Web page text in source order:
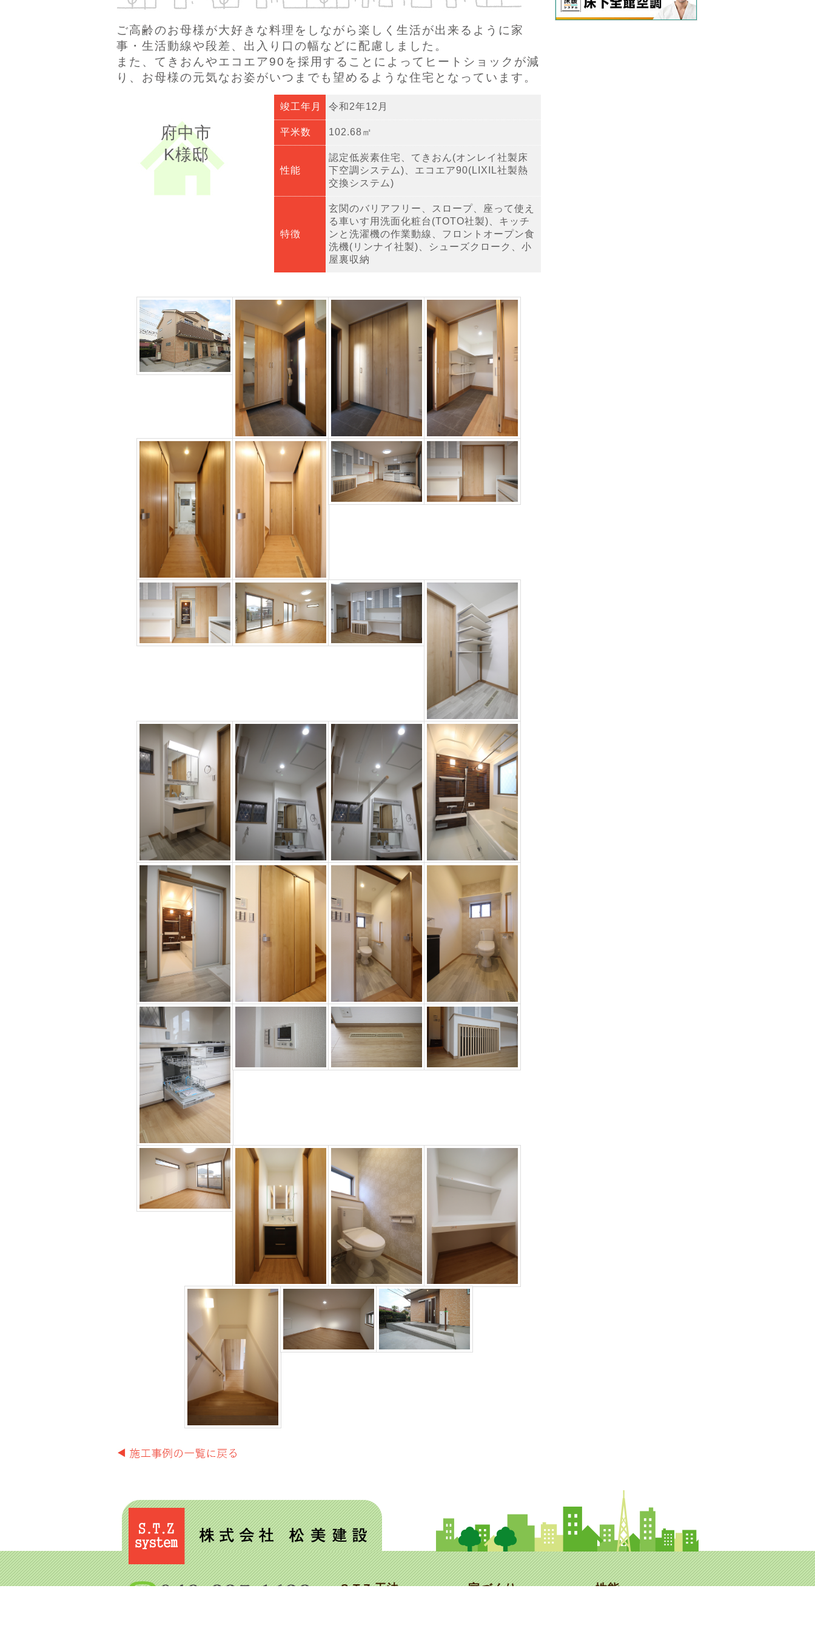
ご高齢のお母様が大好きな料理をしながら楽しく生活が出来るように家
事・生活動線や段差、出入り口の幅などに配慮しました。
また、てきおんやエコエア90を採用することによってヒートショックが減
り、お母様の元気なお姿がいつまでも望めるような住宅となっています。
府中市
K様邸
竣工年月 令和2年12月
平米数 102.68㎡
性能
認定低炭素住宅、てきおん(オンレイ社製床
下空調システム)、エコエア90(LIXIL社製熱
交換システム)
特徴
玄関のバリアフリー、スロープ、座って使え
る車いす用洗面化粧台(TOTO社製)、キッチ
ンと洗濯機の作業動線、フロントオープン食
洗機(リンナイ社製)、シューズクローク、小
屋裏収納
S.T.Z.工法 家づくり 性能